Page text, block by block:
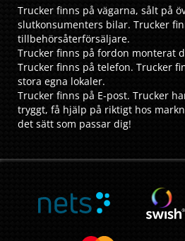
Trucker finns på vägarna, sålt på
slutkonsumenters bilar. Trucker
tillbehörsåterförsäljare.
Trucker finns på fordon monterat
Trucker finns på telefon. Trucker
stora egna lokaler.
Trucker finns på E-post. Trucker
tryggt, få hjälp på riktigt hos
det sätt som passar dig!